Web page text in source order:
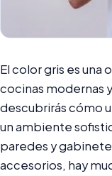
El color gris es una
cocinas modernas
descubrirás cómo
un ambiente
paredes y
accesorios, hay